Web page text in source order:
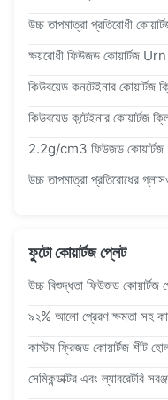
উচ্চ তাপমাত্রা প্রতিরোধী
ক্ষয়রোধী ফিউজড কোয়ার্টজ
কিউবয়েড কনটেইনার কোয়ার্টজ
কিউবয়েড কন্টেইনার কোয়ার্টজ
ফুটো কোয়ার্টজ প্লেট